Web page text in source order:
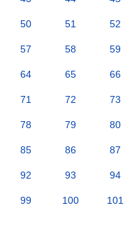
50 51 52
57 58 59
64 65 66
71 72 73
78 79 80
85 86 87
92 93 94
99 100 101